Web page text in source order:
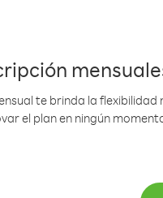
te brinda la
el plan en ningún